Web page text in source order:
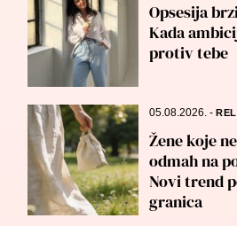
Opsesija
Kada
protiv tebe
05.08.2026.-
Žene koje
odmah na
Novi trend
granica